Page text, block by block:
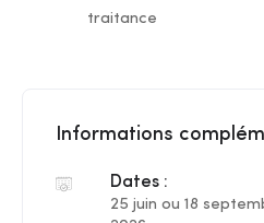
traitance
Informations
Dates :
25 juin ou 18